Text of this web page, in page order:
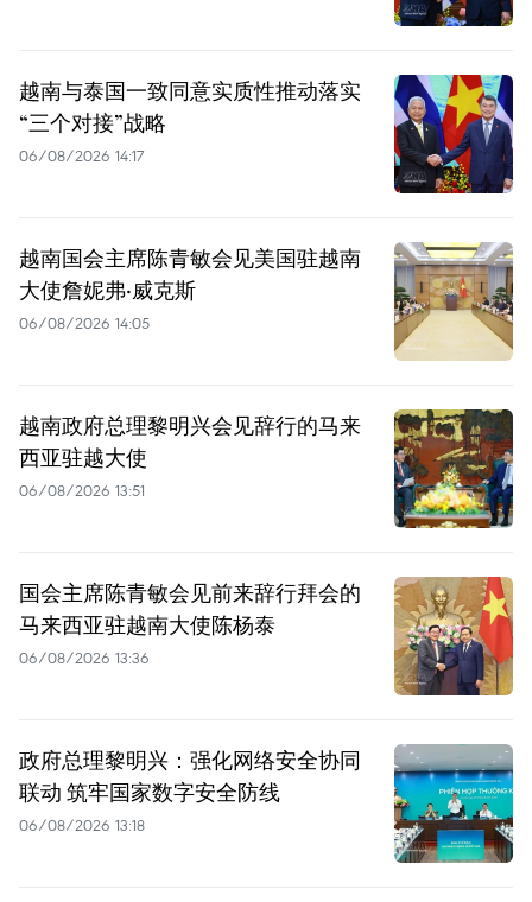
越南与泰国一致同意实质性推动落实
“三个对接”战略
06/08/2026 14:17
越南国会主席陈青敏会见美国驻越南
大使詹妮弗·威克斯
06/08/2026 14:05
越南政府总理黎明兴会见辞行的马来
西亚驻越大使
06/08/2026 13:51
国会主席陈青敏会见前来辞行拜会的
马来西亚驻越南大使陈杨泰
06/08/2026 13:36
政府总理黎明兴：强化网络安全协同
联动 筑牢国家数字安全防线
06/08/2026 13:18